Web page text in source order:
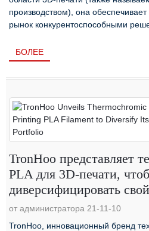
производством), она
рынок конкурентоспособными
БОЛЕЕ
TronHoo представляет
PLA для 3D-печати,
диверсифицировать
от администратора 21-11-10
TronHoo, инновационный бренд